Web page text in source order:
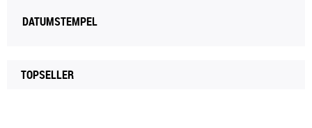
DATUMSTEMPEL
TOPSELLER